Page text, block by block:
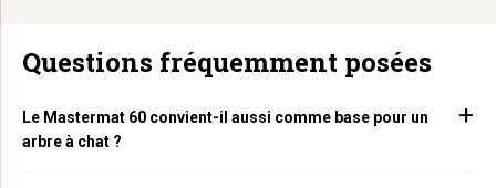
Questions fréquemment posées
Le Mastermat 60 convient-il aussi comme base pour un
arbre à chat ?